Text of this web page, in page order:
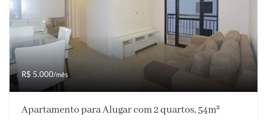
R$ 5.000/mês
Apartamento para Alugar com 2 quartos, 54m²